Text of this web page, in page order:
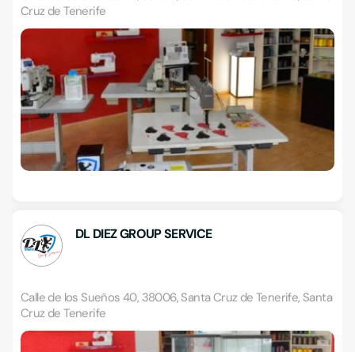
Cruz de Tenerife
DL DIEZ GROUP SERVICE
Calle de los Sueños 40, 38006, Santa Cruz de Tenerife, Santa
Cruz de Tenerife